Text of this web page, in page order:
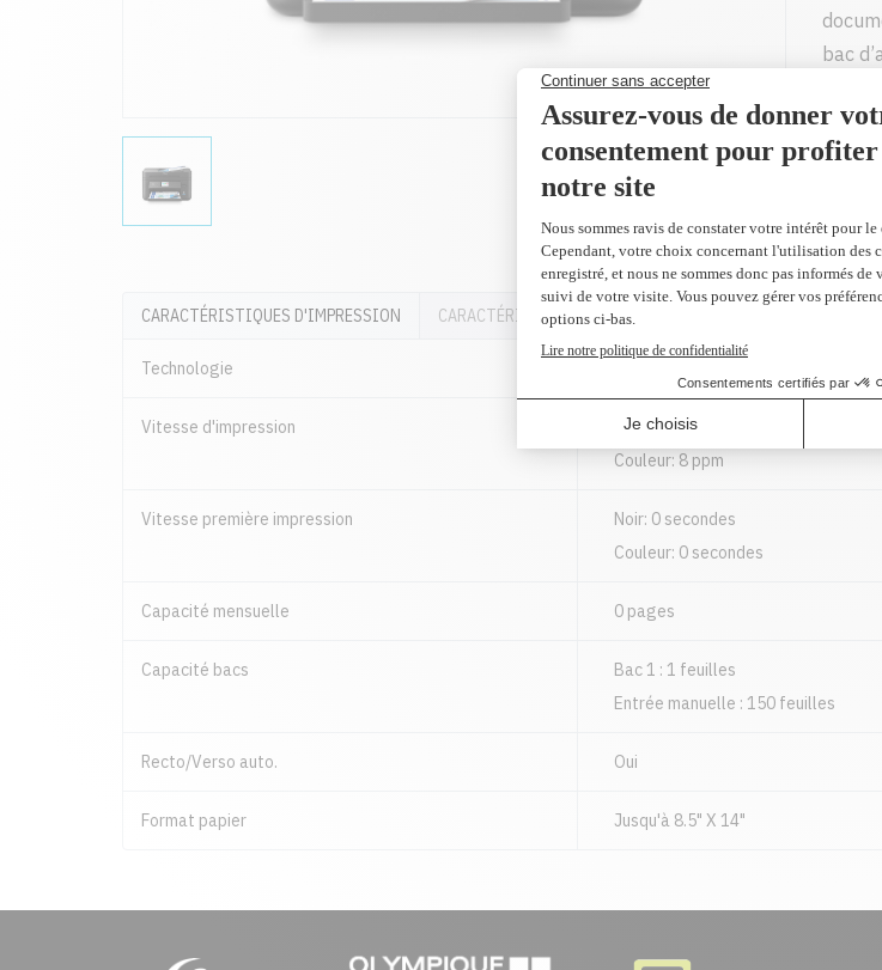
bac
Prix
CARACTÉRISTIQUES D'IMPRESSION CARACTÉRISTIQUES DE NUMÉRISEUR
Technologie
Vitesse d'impression
Noir: 14 ppm
Couleur: 8 ppm
Vitesse première impression
Noir: 0 secondes
Couleur: 0 secondes
Capacité mensuelle 0 pages
Capacité bacs
Bac 1 : 1 feuilles
Entrée manuelle : 150 feuilles
Recto/Verso auto. Oui
Format papier Jusqu'à 8.5" X 14"